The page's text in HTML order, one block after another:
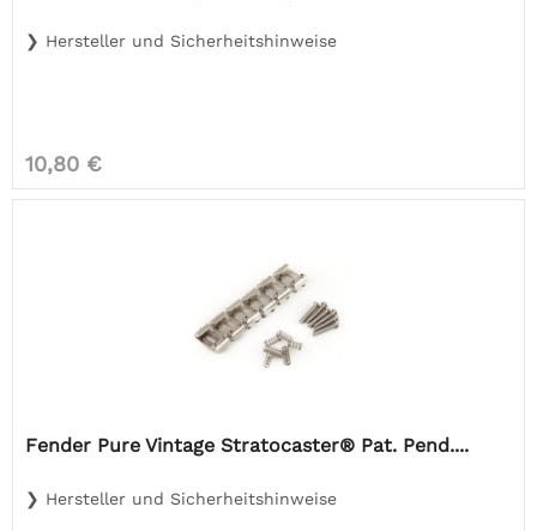
❯ Hersteller und Sicherheitshinweise
10,80 €
Fender Pure Vintage Stratocaster® Pat. Pend....
❯ Hersteller und Sicherheitshinweise